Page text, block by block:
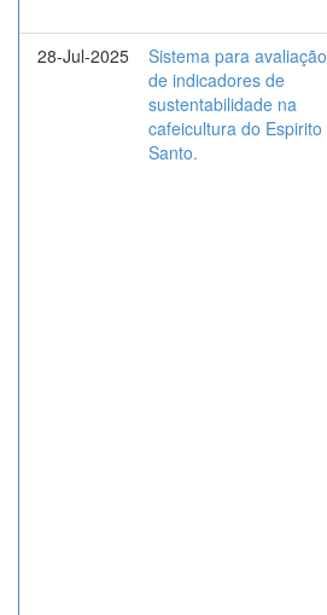
28-Jul-2025
Sistema para avaliação
de indicadores de
sustentabilidade na
cafeicultura do Espirito
Santo.